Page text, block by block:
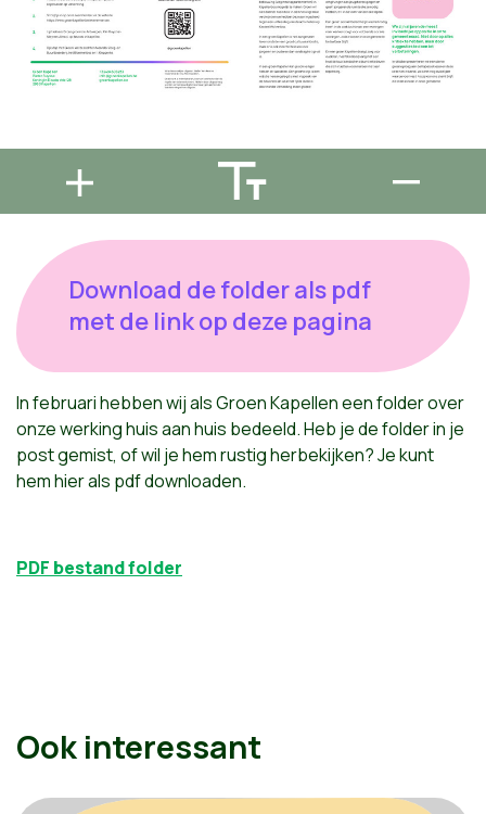
Download de folder als pdf
met de link op deze pagina
In februari hebben wij als Groen Kapellen een folder over
onze werking huis aan huis bedeeld. Heb je de folder in je
post gemist, of wil je hem rustig herbekijken? Je kunt
hem hier als pdf downloaden.
PDF bestand folder
Ook interessant